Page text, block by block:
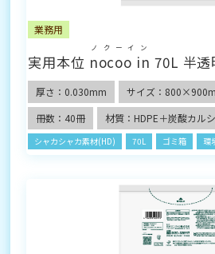
業務用
実用本位 nocoo in
ノクーイン
70L 半
厚さ：0.030mm サイズ：
冊数：40冊
材質：HDPE＋炭酸カル
シャカシャカ素材(HD) 70L ゴミ箱 環